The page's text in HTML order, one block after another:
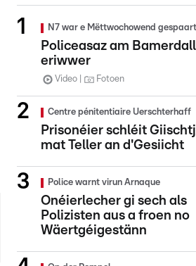
N7 war e Mëttwochowend gespaart
Policeasaz am Bamerdall
eriwwer
Video Fotoen
Centre pénitentiaire Uerschterhaff
Prisonéier schléit
mat Teller an d'Gesiicht
Police warnt virun Arnaque
Onéierlecher gi sech als
Polizisten aus a froen no
Wäertgéigestänn